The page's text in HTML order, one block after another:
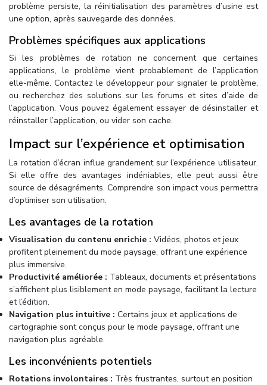
problème persiste, la réinitialisation des paramètres d’usine est
une option, après sauvegarde des données.
Problèmes spécifiques aux applications
Si les problèmes de rotation ne concernent que certaines
applications, le problème vient probablement de l’application
elle-même. Contactez le développeur pour signaler le problème,
ou recherchez des solutions sur les forums et sites d’aide de
l’application. Vous pouvez également essayer de désinstaller et
réinstaller l’application, ou vider son cache.
Impact sur l’expérience et optimisation
La rotation d’écran influe grandement sur l’expérience utilisateur.
Si elle offre des avantages indéniables, elle peut aussi être
source de désagréments. Comprendre son impact vous permettra
d’optimiser son utilisation.
Les avantages de la rotation
Visualisation du contenu enrichie : Vidéos, photos et jeux
profitent pleinement du mode paysage, offrant une expérience
plus immersive.
Productivité améliorée : Tableaux, documents et présentations
s’affichent plus lisiblement en mode paysage, facilitant la lecture
et l’édition.
Navigation plus intuitive : Certains jeux et applications de
cartographie sont conçus pour le mode paysage, offrant une
navigation plus agréable.
Les inconvénients potentiels
Rotations involontaires : Très frustrantes, surtout en position